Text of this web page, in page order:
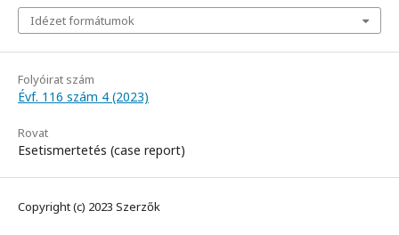
Idézet formátumok
Folyóirat szám
Évf. 116 szám 4 (2023)
Rovat
Esetismertetés (case report)
Copyright (c) 2023 Szerzők